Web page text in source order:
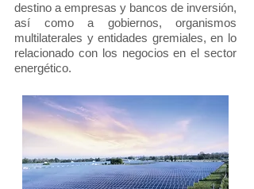
destino a empresas y bancos de inversión,
así como a gobiernos, organismos
multilaterales y entidades gremiales, en lo
relacionado con los negocios en el sector
energético.